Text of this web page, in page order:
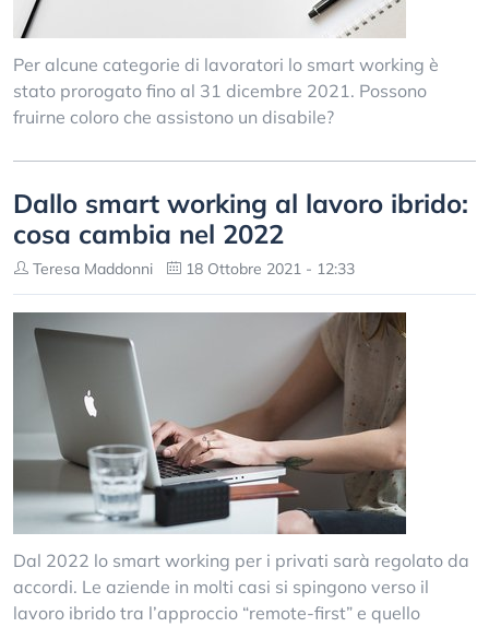
Per alcune categorie di lavoratori lo smart working è
stato prorogato fino al 31 dicembre 2021. Possono
fruirne coloro che assistono un disabile?
Dallo smart working al lavoro ibrido:
cosa cambia nel 2022
Teresa Maddonni 18 Ottobre 2021 - 12:33
Dal 2022 lo smart working per i privati sarà regolato da
accordi. Le aziende in molti casi si spingono verso il
lavoro ibrido tra l’approccio “remote-first” e quello